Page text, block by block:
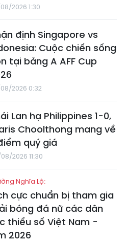
2026 1:30
định Singapore vs
Cuộc chiến sống
tại bảng A AFF Cup
2026 0:32
Lan hạ Philippines 1-0,
Choolthong mang về
quý giá
2026 11:30
Nghĩa Lộ:
cực chuẩn bị tham gia
bóng đá nữ các dân
thiểu số Việt Nam -
2026